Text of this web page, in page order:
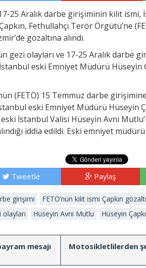
25 Aralık darbe girişiminin kilit ismi,
Fethullahçı Terör Örgütü’ne
gözaltına alındı.
gezi olayları ve 17-25 Aralık darbe
eski Emniyet Müdürü Hüseyin
(FETÖ) 15 Temmuz darbe
eski Emniyet Müdürü Hüseyin
İstanbul Valisi Hüseyin Avni
iddia edildi. Eski emniyet müdürü
Tweetle Paylaş
girişimi
FETÖ’nün kilit ismi Çapkın
olayları Hüseyin Avni Mutlu Hüseyin
mesajı Motosikletlilerden